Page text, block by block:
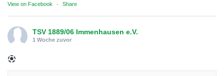
View on Facebook · Share
TSV 1889/06 Immenhausen e.V.
1 Woche zuvor